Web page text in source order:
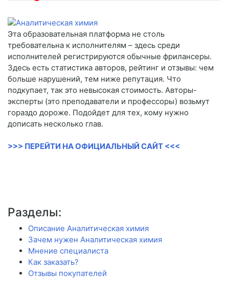
Эта образовательная платформа не столь
требовательна к исполнителям – здесь среди
исполнителей регистрируются обычные фрилансеры.
Здесь есть статистика авторов, рейтинг и отзывы: чем
больше нарушений, тем ниже репутация. Что
подкупает, так это невысокая стоимость. Авторы-
эксперты (это преподаватели и профессоры) возьмут
гораздо дороже. Подойдет для тех, кому нужно
дописать несколько глав.
>>> ПЕРЕЙТИ НА ОФИЦИАЛЬНЫЙ САЙТ <<<
Разделы:
Описание Аналитическая химия
Зачем нужен Аналитическая химия
Мнение специалиста
Как заказать?
Отзывы покупателей